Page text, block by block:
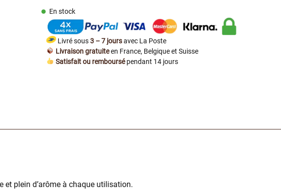
En stock
Livré sous3 – 7 joursavec La Poste
Livraison gratuiteen France, Belgique et Suisse
Satisfait ou remboursépendant 14 jours
plein d’arôme à chaque utilisation.